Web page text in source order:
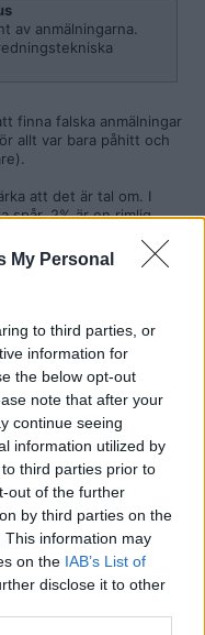
My Personal
to third parties, or
information for
the below opt-out
note that after your
continue seeing
information utilized by
third parties prior to
out of the further
by third parties on the
This information may
on the IAB’s List of
disclose it to other
av anmälningarna.
finna falska anmälningar
allt var bara påhitt och
att det är tal om. I
spår. 2% är en rimlig
misstankar om att det
Reg: Sep 2019
att finna falska
finns, för allt var
någon förövare).
att det är tal om. I
spår. 2% är en rimlig